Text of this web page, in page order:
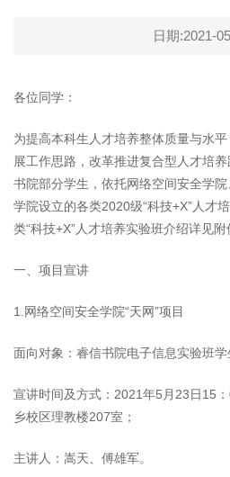
日期:2021-
各位同学：
为提高本科生人才培养整体质量与水
展工作思路，改革推进复合型人才培
书院部分学生，依托网络空间安全学
学院设立的各类2020级“科技+X”人才
类“科技+X”人才培养实验班介绍详见附
一、项目宣讲
1.网络空间安全学院“天网”项目
面向对象：睿信书院电子信息实验班学
宣讲时间及方式：2021年5月23日15
乡校区理教楼207室；
主讲人：嵩天、傅雄军。